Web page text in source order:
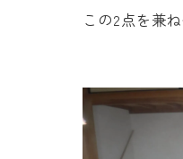
この2点を兼